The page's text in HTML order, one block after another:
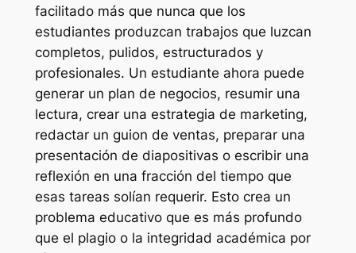
facilitado más que nunca que los
estudiantes produzcan trabajos que luzcan
completos, pulidos, estructurados y
profesionales. Un estudiante ahora puede
generar un plan de negocios, resumir una
lectura, crear una estrategia de marketing,
redactar un guion de ventas, preparar una
presentación de diapositivas o escribir una
reflexión en una fracción del tiempo que
esas tareas solían requerir. Esto crea un
problema educativo que es más profundo
que el plagio o la integridad académica por